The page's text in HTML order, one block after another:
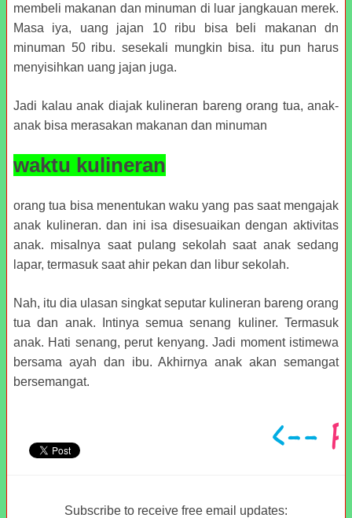
membeli makanan dan minuman di luar jangkauan merek.
Masa iya, uang jajan 10 ribu bisa beli makanan dn
minuman 50 ribu. sesekali mungkin bisa. itu pun harus
menyisihkan uang jajan juga.
Jadi kalau anak diajak kulineran bareng orang tua, anak-
anak bisa merasakan makanan dan minuman
waktu kulineran
orang tua bisa menentukan waku yang pas saat mengajak
anak kulineran. dan ini isa disesuaikan dengan aktivitas
anak. misalnya saat pulang sekolah saat anak sedang
lapar, termasuk saat ahir pekan dan libur sekolah.
Nah, itu dia ulasan singkat seputar kulineran bareng orang
tua dan anak. Intinya semua senang kuliner. Termasuk
anak. Hati senang, perut kenyang. Jadi moment istimewa
bersama ayah dan ibu. Akhirnya anak akan semangat
bersemangat.
Subscribe to receive free email updates: